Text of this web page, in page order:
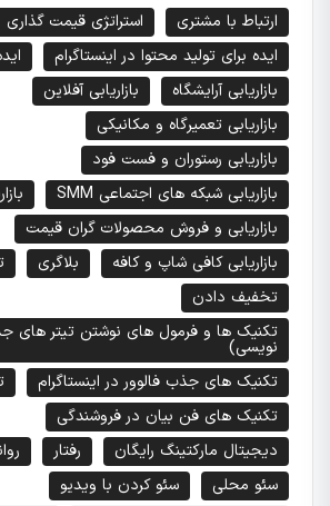
ارتباط با مشتری استراتژی قیمت گذاری
ایده برای تولید محتوا در اینستاگرام
بازاریابی آرایشگاه
بازاریابی آفلاین
بازاریابی تعمیرگاه و مکانیکی
بازاریابی رستوران و فست فود
بازاریابی شبکه های اجتماعی SMM
بازاریابی و فروش محصولات گران قیمت
بازاریابی کافی شاپ و کافه
بلاگری
تخفیف دادن
تکنیک ها و فرمول های نوشتن تیتر های
نویسی)
تکنیک های جذب فالوور در اینستاگرام
تکنیک های فن بیان در فروشندگی
دیجیتال مارکتینگ رایگان
رفتار
سئو محلی
سئو کردن با ویدیو